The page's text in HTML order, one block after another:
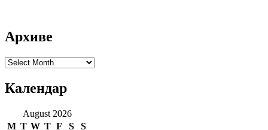
Архиве
Архиве
Календар
August 2026
M T W T F S
S